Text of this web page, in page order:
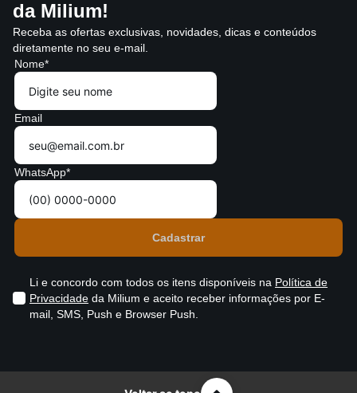
da Milium!
Receba as ofertas exclusivas, novidades, dicas e conteúdos
diretamente no seu e-mail.
Nome*
Email
WhatsApp*
Li e concordo com todos os itens disponíveis na Política de
Privacidade da Milium e aceito receber informações por E-
mail, SMS, Push e Browser Push.